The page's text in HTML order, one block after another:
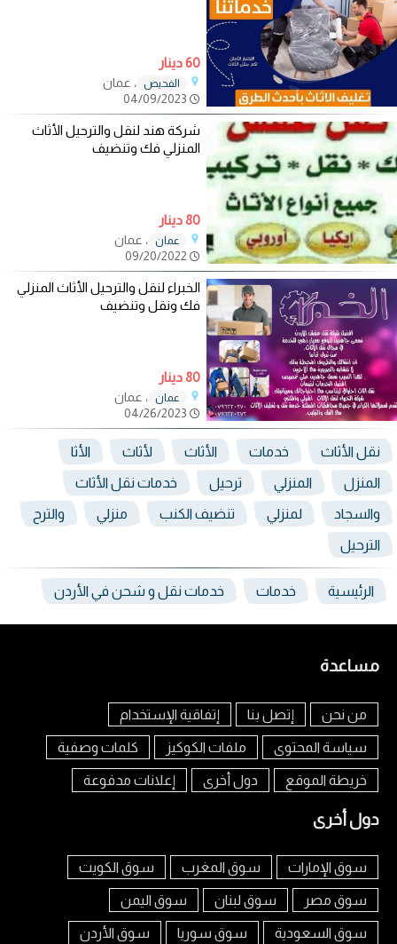
60 دينار
الفحيص ، عمان
شركة هند لنقل والترحيل الأثاث
المنزلي فك وتنضيف
80 دينار
عمان ، عمان
الخبراء لنقل والترحيل الأثاث المنزلي
فك ونقل وتنضيف
80 دينار
عمان ، عمان
نقل الأثاث خدمات الأثاث لأثاث الأثا
المنزل المنزلي ترحيل خدمات نقل الأثاث
والسجاد لمنزلي تنضيف الكنب منزلي والترح
الترحيل
الرئيسية خدمات خدمات نقل و شحن في الأردن
مساعدة
من نحن إتصل بنا إتفاقية الإستخدام
سياسة المحتوى ملفات الكوكيز كلمات وصفية
خريطة الموقع دول أخرى إعلانات مدفوعة
دول أخرى
سوق الإمارات سوق المغرب سوق الكويت
سوق مصر سوق لبنان سوق اليمن
سوق السعودية سوق سوريا سوق الأردن